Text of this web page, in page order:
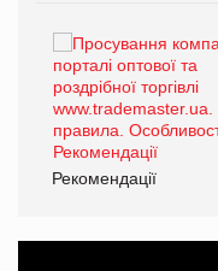
Рекомендації